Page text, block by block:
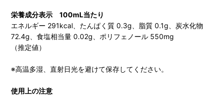
栄養成分表示 100mL当たり
エネルギー 291kcal、たんぱく質 0.3g、脂質 0.1g、炭水化物
72.4g、食塩相当量 0.02g、ポリフェノール 550mg
（推定値）
※高温多湿、直射日光を避けて保存してください。
使用上の注意